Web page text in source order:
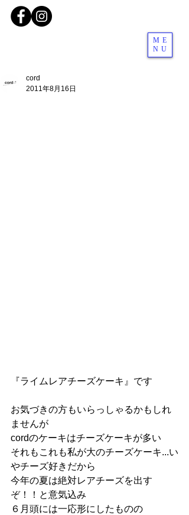
ME
NU
cord
2011年8月16日
『ライムレアチーズケーキ』です
お気づきの方もいらっしゃるかもしれ
ませんが
cordのケーキはチーズケーキが多い
それもこれも私が大のチーズケーキ...い
やチーズ好きだから
今年の夏は絶対レアチーズを出す
ぞ！！と意気込み
６月頭には一応形にしたものの